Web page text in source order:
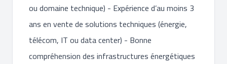
ou domaine technique) - Expérience d’au moins 3
ans en vente de solutions techniques (énergie,
télécom, IT ou data center) - Bonne
compréhension des infrastructures énergétiques